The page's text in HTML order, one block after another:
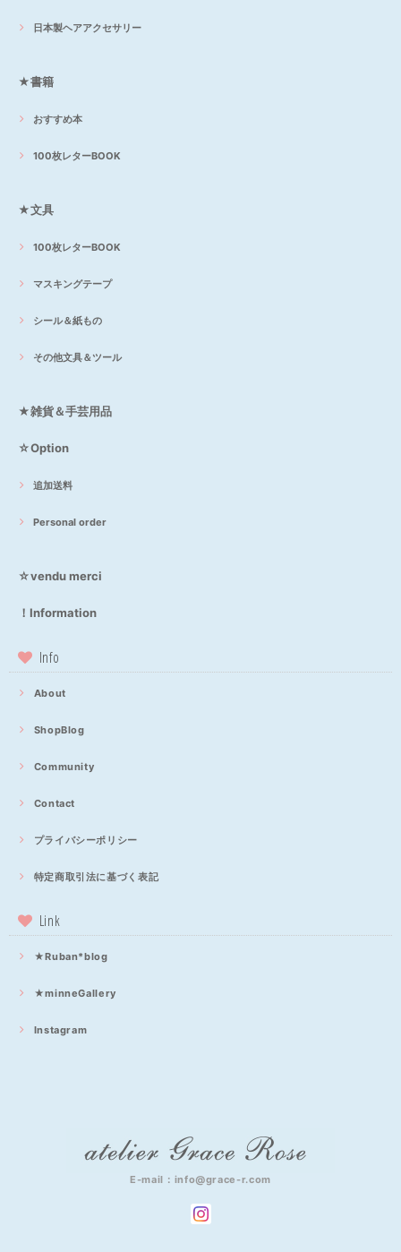
日本製ヘアアクセサリー
★書籍
おすすめ本
100枚レターBOOK
★文具
100枚レターBOOK
マスキングテープ
シール＆紙もの
その他文具＆ツール
★雑貨＆手芸用品
☆Option
追加送料
Personal order
☆vendu merci
！Information
Info
About
ShopBlog
Community
Contact
プライバシーポリシー
特定商取引法に基づく表記
Link
★Ruban*blog
★minneGallery
Instagram
E-mail： info@grace-r.com